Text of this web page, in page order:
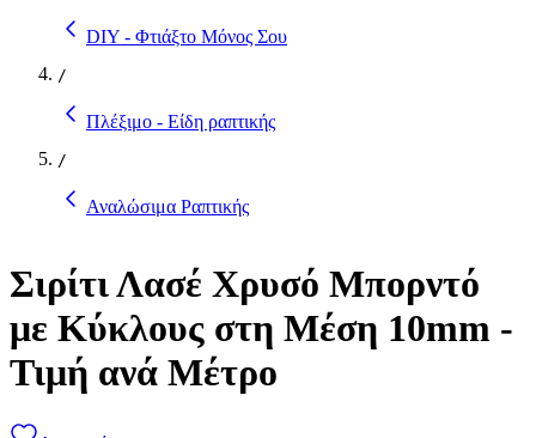
DIY - Φτιάξτο Μόνος Σου
/
Πλέξιμο - Είδη ραπτικής
/
Αναλώσιμα Ραπτικής
Σιρίτι Λασέ Χρυσό Μπορντό
με Κύκλους στη Μέση 10mm -
Τιμή ανά Μέτρο